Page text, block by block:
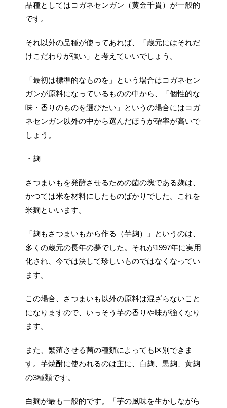
品種としてはコガネセンガン（黄金千貫）が一般的
です。
それ以外の品種が使ってあれば、「蔵元にはそれだ
けこだわりが強い」と考えていいでしょう。
「最初は標準的なものを」という場合はコガネセン
ガンが原料になっているものの中から、「個性的な
味・香りのものを選びたい」というの場合にはコガ
ネセンガン以外の中から選んだほうが確率が高いで
しょう。
・麹
さつまいもを発酵させるための菌の塊である麹は、
かつては米を材料にしたものばかりでした。これを
米麹といいます。
「麹もさつまいもから作る（芋麹）」というのは、
多くの蔵元の長年の夢でした。それが1997年に実用
化され、今では決して珍しいものではなくなってい
ます。
この場合、さつまいも以外の原料は混ざらないこと
になりますので、いっそう芋の香りや味が強くなり
ます。
また、繁殖させる菌の種類によっても区別できま
す。芋焼酎に使われるのは主に、白麹、黒麹、黄麹
の3種類です。
白麹が最も一般的です。「芋の風味を生かしながら